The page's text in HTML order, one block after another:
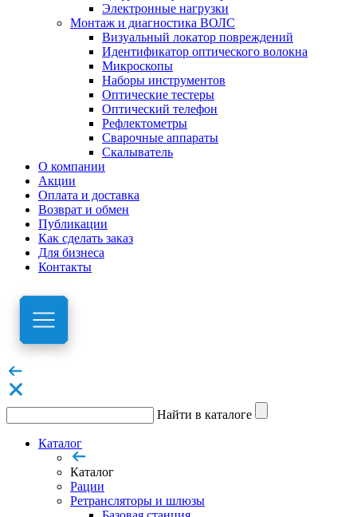
Электронные нагрузки
Монтаж и диагностика ВОЛС
Визуальный локатор повреждений
Идентификатор оптического волокна
Микроскопы
Наборы инструментов
Оптические тестеры
Оптический телефон
Рефлектометры
Сварочные аппараты
Скалыватель
О компании
Акции
Оплата и доставка
Возврат и обмен
Публикации
Как сделать заказ
Для бизнеса
Контакты
Найти в каталоге
Каталог
Каталог
Рации
Ретрансляторы и шлюзы